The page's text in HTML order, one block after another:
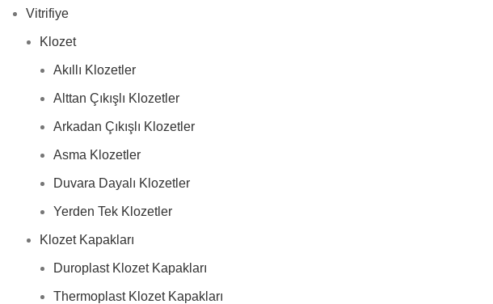
Vitrifiye
Klozet
Akıllı Klozetler
Alttan Çıkışlı Klozetler
Arkadan Çıkışlı Klozetler
Asma Klozetler
Duvara Dayalı Klozetler
Yerden Tek Klozetler
Klozet Kapakları
Duroplast Klozet Kapakları
Thermoplast Klozet Kapakları